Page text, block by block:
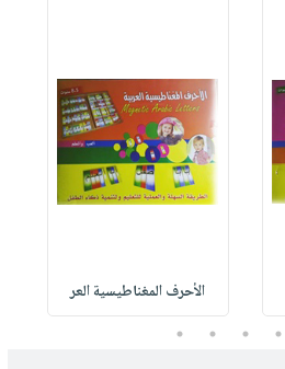
الأحرف المغناطيسية العر
2
3
4
5